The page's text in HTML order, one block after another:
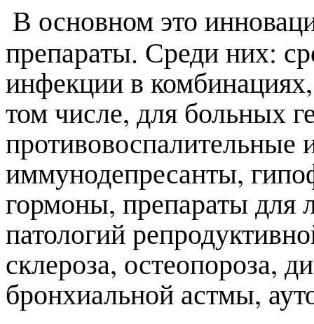
В основном это
препараты. Среди них:
инфекции в
том числе, для больных
противовоспалительные
иммунодепресанты,
гормоны, препараты для
патологий
склероза, остеопороза,
бронхиальной астмы,